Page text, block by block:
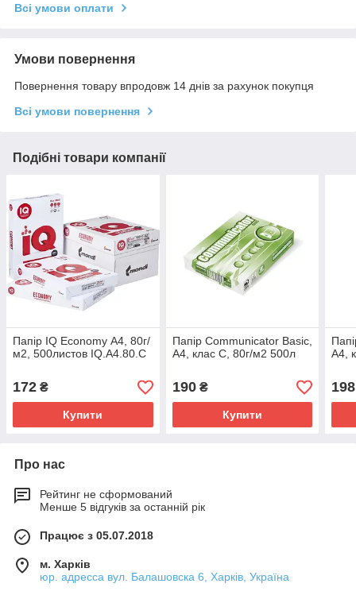
Всі умови оплати
Умови повернення
Повернення товару впродовж 14 днів за рахунок покупця
Всі умови повернення
Подібні товари компанії
Папір IQ Economy А4, 80г/
м2, 500листов IQ.A4.80.C
172 ₴
Купити
Папір Communicator Basic,
А4, клас C, 80г/м2 500л
190₴
Купити
А4,
198
Про нас
Рейтинг не сформований
Менше 5 відгуків за останній рік
Працює з 05.07.2018
м. Харків
юр. адресса вул. Балашовска 6, Харків, Україна